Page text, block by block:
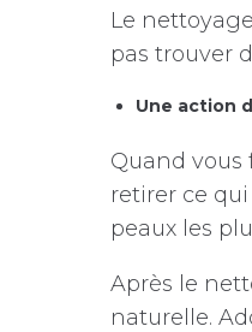
Le
pas trouver
Une action
Quand vous
retirer ce
peaux les
Après le
naturelle.